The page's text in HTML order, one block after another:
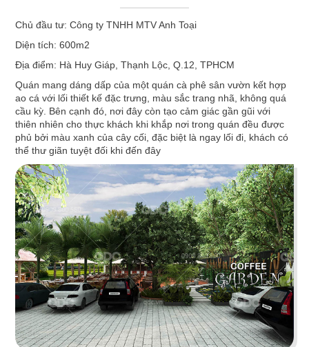
ÁN
HÀNG
DỰ
ÁN
VĂN
PHÒNG
DỰ
ÁN
Một không gian nội thất được thiết kế tinh tế và đẹp mắt vừa
là yếu tố thu hút khách hàng vừa thể hiện phong cách chủ
đạo của mỗi nhà hàng. Tuy nhiên trên thực tế, việc
thiết kế một nhà hàng không hề đơn giản, bạn phải xem xét
đến nhiều yếu tố khi thi công như: cách bố trí nội thất có
khoa học và tiện nghi không? Có phù hợp với không gian
mặt bằng và môi trường xung quanh? Chi phí và thời gian thi
công ra sao? Liệu có phù hợp với ngân sách và mong muốn
của bạn?
Chúng tôi biết để tìm ra giải pháp hài hòa tất cả các yếu tố
trên là một bài toán không dễ giải quyết, vì vậy hãy để chúng
tôi đồng hành cùng bạn, mang đến cho bạn những phương
án thiết kế hiệu quả và kinh tế nhất!
——————————–
Một số dự án nhà hàng do QDC Design & Build trực tiếp thiết
kế và thi công:
Chủ đầu tư: Công ty TNHH MTV Anh Toại
Diện tích: 600m2
Địa điểm: Hà Huy Giáp, Thạnh Lộc, Q.12, TPHCM
Quán mang dáng dấp của một quán cà phê sân vườn kết hợp
ao cá với lối thiết kế đặc trưng, màu sắc trang nhã, không quá
cầu kỳ. Bên cạnh đó, nơi đây còn tạo cảm giác gần gũi với
thiên nhiên cho thực khách khi khắp nơi trong quán đều được
phủ bởi màu xanh của cây cối, đặc biệt là ngay lối đi, khách có
thể thư giãn tuyệt đối khi đến đây